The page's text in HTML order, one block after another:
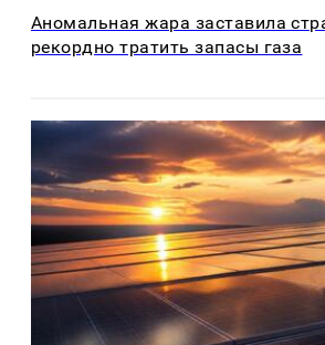
Аномальная жара заставила
рекордно тратить запасы газа